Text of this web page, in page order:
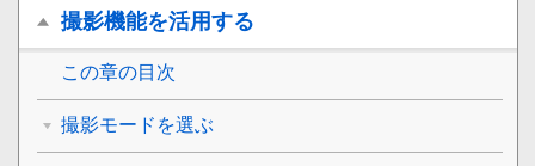
撮影機能を活用する
この章の目次
撮影モードを選ぶ